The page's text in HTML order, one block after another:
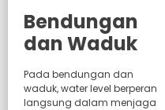
Bendungan
dan Waduk
Pada bendungan dan
waduk, water level berperan
langsung dalam menjaga